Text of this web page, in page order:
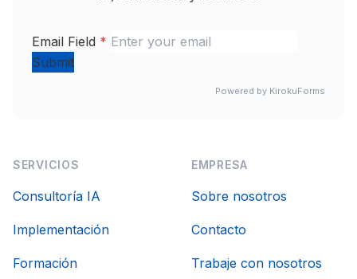
Email Field *
Submit
Powered by KirokuForms
SERVICIOS
Consultoría IA
Implementación
Formación
EMPRESA
Sobre nosotros
Contacto
Trabaje con nosotros